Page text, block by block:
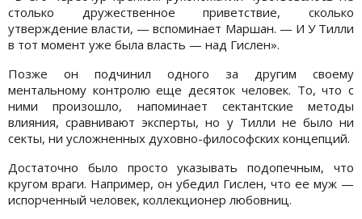
столько дружественное приветствие, сколько
утверждение власти, — вспоминает Маршан. — И У Тилли
в тот момент уже была власть — над Гислен».
Позже он подчинил одного за другим своему
ментальному контролю еще десяток человек. То, что с
ними произошло, напоминает сектантские методы
влияния, сравнивают эксперты, но у Тилли не было ни
секты, ни усложненных духовно-философских концепций.
Достаточно было просто указывать подопечным, что
кругом враги. Например, он убедил Гислен, что ее муж —
испорченный человек, коллекционер любовниц.